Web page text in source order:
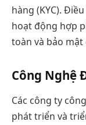
hàng (KYC).
hoạt động hợp
toàn và bảo
Công Nghệ
Các công ty
phát triển và